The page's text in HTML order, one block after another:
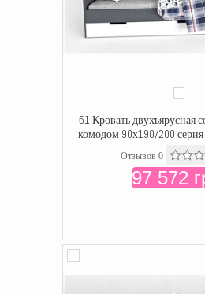
51 Кровать двухъярусная
комодом 90х190/200
Отзывов 0
97 572